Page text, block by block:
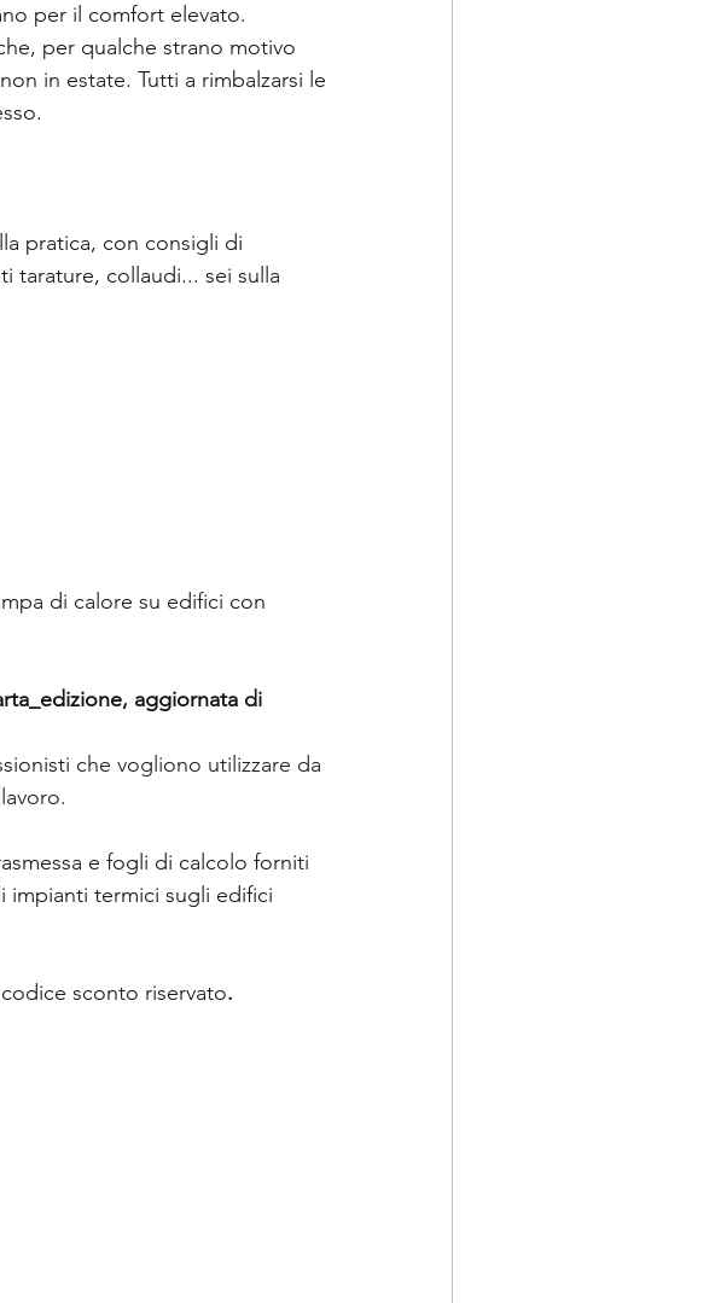
per il comfort elevato.
per qualche strano motivo
in estate. Tutti a rimbalzarsi le
pratica, con consigli di
tarature, collaudi... sei sulla
di calore su edifici con
, aggiornata di
che vogliono utilizzare da
e fogli di calcolo forniti
termici sugli edifici
sconto riservato.